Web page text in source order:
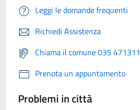
Leggi le domande frequenti
Richiedi Assistenza
Chiama il comune 035 471311
Prenota un appuntamento
Problemi in città